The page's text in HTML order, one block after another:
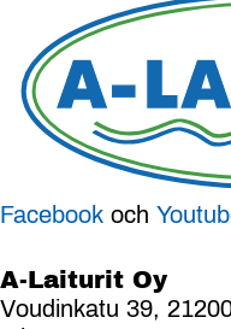
Facebook och
A-Laiturit Oy
Voudinkatu 39,